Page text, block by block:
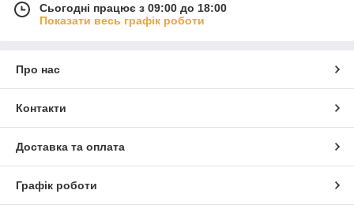
Сьогодні працює з 09:00 до 18:00
Показати весь графік роботи
Про нас
Контакти
Доставка та оплата
Графік роботи